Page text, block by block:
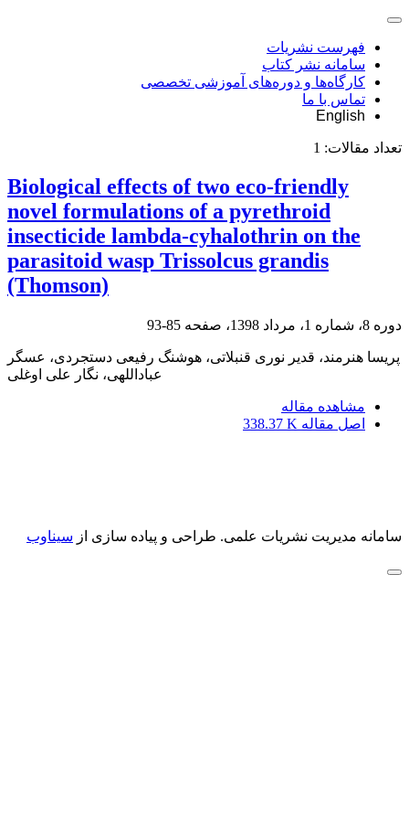
فهرست نشریات
سامانه نشر کتاب
کارگاه‌ها و دوره‌های آموزشی تخصصی
تماس با ما
English
تعداد مقالات: 1
Biological effects of two eco-friendly
novel formulations of a pyrethroid
insecticide lambda-cyhalothrin on the
parasitoid wasp Trissolcus grandis
(Thomson)
دوره 8، شماره 1، مرداد 1398، صفحه 85-93
پریسا هنرمند، قدیر نوری قنبلاتی، هوشنگ رفیعی دستجردی، عسگر
عباداللهی، نگار علی اوغلی
مشاهده مقاله
اصل مقاله 338.37 K
سامانه مدیریت نشریات علمی. طراحی و پیاده سازی از سیناوب